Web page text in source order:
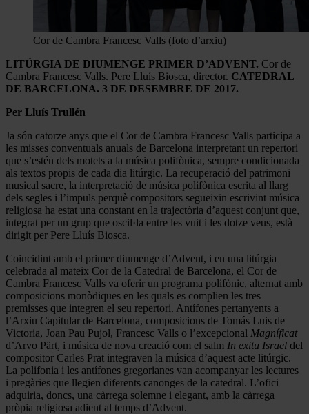
Cor de Cambra Francesc Valls (foto d’arxiu)
LITÚRGIA DE DIUMENGE PRIMER D’ADVENT. Cor de
Cambra Francesc Valls. Pere Lluís Biosca, director. CATEDRAL
DE BARCELONA. 3 DE DESEMBRE DE 2017.
Per Lluís Trullén
Ja són catorze anys que el Cor de Cambra Francesc Valls participa a
les misses conventuals anuals de Barcelona interpretant un repertori
que s’estén dels motets a la música polifònica, sempre condicionada
als textos propis de cada dia litúrgic. La recuperació del patrimoni
musical sacre, la interpretació de música polifònica escrita al llarg
dels segles i l’impuls perquè compositors segueixin escrivint música
religiosa ha estat una constant en la trajectòria d’aquest conjunt que,
integrat per un grup que oscil·la entre les vuit i les dotze veus, està
dirigit per Pere Lluís Biosca.
Coincidint amb el primer diumenge d’Advent, i en una litúrgia
celebrada al mateix Cor de la Catedral de Barcelona, el Cor de
Cambra Francesc Valls va oferir un programa polifònic, alternat amb
composicions monòdiques en les quals es complien les tres
premisses que integren el seu repertori. Antífones pertanyents a
l’Arxiu Capitular de Barcelona, composicions de Tomás Luis de
Victoria, Joan Pau Pujol, Francesc Valls o l’excepcional Magníficat
d’Arvo Pärt, i música de nova creació com el salm In exitu Israel del
compositor Carles Prat integraven la música d’aquest acte litúrgic.
La polifonia i les antífones gregorianes van acompanyar les lectures
i pregàries que llegien diferents canonges de la catedral. L’ofici
adquiria, doncs, una càrrega solemne i elegant, amb la càrrega
pròpia religiosa adient al temps d’Advent.